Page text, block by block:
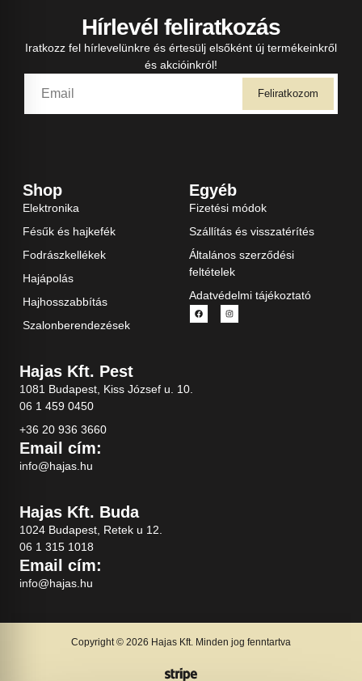
Hírlevél feliratkozás
Iratkozz fel hírlevelünkre és értesülj elsőként új termékeinkről
és akcióinkról!
Feliratkozom
Shop
Elektronika
Fésűk és hajkefék
Fodrászkellékek
Hajápolás
Hajhosszabbítás
Szalonberendezések
Egyéb
Fizetési módok
Szállítás és visszatérítés
Általános szerződési
feltételek
Adatvédelmi tájékoztató
Hajas Kft. Pest
1081 Budapest, Kiss József u. 10.
06 1 459 0450
+36 20 936 3660
Email cím:
info@hajas.hu
Hajas Kft. Buda
1024 Budapest, Retek u 12.
06 1 315 1018
Email cím:
info@hajas.hu
Copyright © 2026 Hajas Kft. Minden jog fenntartva